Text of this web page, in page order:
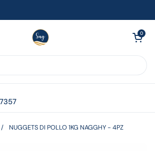
Apri carrello
0
/ NUGGETS DI POLLO 1KG NAGGHY - 4PZ